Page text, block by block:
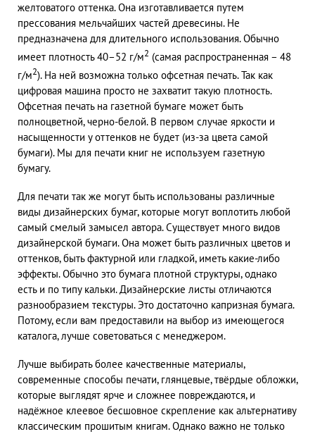
желтоватого оттенка. Она изготавливается путем
прессования мельчайших частей древесины. Не
предназначена для длительного использования. Обычно
имеет плотность 40–52 г/м2 (самая распространенная – 48
г/м2). На ней возможна только офсетная печать. Так как
цифровая машина просто не захватит такую плотность.
Офсетная печать на газетной бумаге может быть
полноцветной, черно-белой. В первом случае яркости и
насыщенности у оттенков не будет (из-за цвета самой
бумаги). Мы для печати книг не используем газетную
бумагу.
Для печати так же могут быть использованы различные
виды дизайнерских бумаг, которые могут воплотить любой
самый смелый замысел автора. Существует много видов
дизайнерской бумаги. Она может быть различных цветов и
оттенков, быть фактурной или гладкой, иметь какие-либо
эффекты. Обычно это бумага плотной структуры, однако
есть и по типу кальки. Дизайнерские листы отличаются
разнообразием текстуры. Это достаточно капризная бумага.
Потому, если вам предоставили на выбор из имеющегося
каталога, лучше советоваться с менеджером.
Лучше выбирать более качественные материалы,
современные способы печати, глянцевые, твёрдые обложки,
которые выглядят ярче и сложнее повреждаются, и
надёжное клеевое бесшовное скрепление как альтернативу
классическим прошитым книгам. Однако важно не только